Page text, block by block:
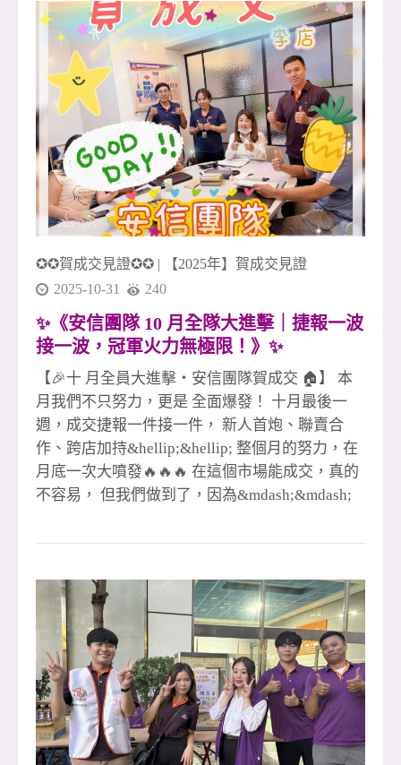
👏👏 這是一場真正的團隊戰， 彼此補位、彼此成
就、彼此相挺， 才能創造出一日連環炮的震撼
力！ 🔥 感謝最強聯賣軍團全力支援 #感謝聯賣領
袖店劉店 &amp; 彥誼副理共創佳績 #112年勇奪大
家房屋全國雙料總冠軍 #感謝忠信協理、小潘協
理協助 #感謝教部文治經理協助 #感謝迦南許代書
協辦 #感謝最強安信團隊夥伴互助合作 #土城最強
住商大家八店百多人聯賣團隊 這不是個人戰，這
是屬於「我們」的火力！ 真正的冠軍團隊，就是
這樣一路拚、一同贏！🔥🏆
✪✪賀成交見證✪✪ |
【2025年】賀成交見證
2025-10-31
240
✨《安信團隊 10 月全隊大進擊｜捷報一波
接一波，冠軍火力無極限！》✨
【🎉十 月全員大進擊・安信團隊賀成交 🏠】 本
月我們不只努力，更是 全面爆發！ 十月最後一
週，成交捷報一件接一件， 新人首炮、聯賣合
作、跨店加持&hellip;&hellip; 整個月的努力，在
月底一次大噴發🔥🔥🔥 在這個市場能成交，真的
不容易， 但我們做到了，因為&mdash;&mdash;
都是汗水、專業和信任的結晶， 更是團隊彼此扶
｜十月最強戰力亮相！ 1 簽 👉 李店🎉、友店🎉 2
簽 👉 淑惠🎉、晶伊🎉、素真姐🎉 3 簽 👉 玉華🎉
4 簽 👉 廖君經理🎉、致傑 &amp; 運紅🎉 5 簽 👉
采蓁經理🎉、采臣經理🎉 6 簽（聯賣）👉 小偉🎉
（金城店）、桃子經理🎉 7 簽 👉 友店🎉、尼克
經理🎉 👏👏👏 向每位努力拚搏的夥伴致上最高敬
意！ 你們是安信團隊的光，也是所有成交背後真
正的力量！ 🚀 安信團隊・冠軍火力持續延燒 我